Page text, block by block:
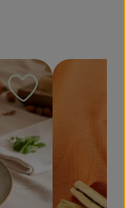
Rezept zu